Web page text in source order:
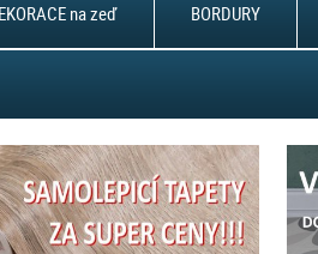
na zeď BORDURY